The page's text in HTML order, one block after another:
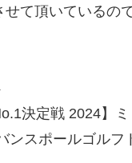
せて頂いているの
決定戦 2024】
ンスポールゴルフ